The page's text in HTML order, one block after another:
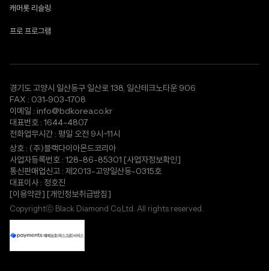
캐머롯 리슬링
프로 프로그램
경기도 고양시 일산동구 일산로 138, 일산테크노타운 906
FAX : 031-903-1708
이메일 : info@bdkorea.co.kr
대표번호 : 1644-4807
전화업무시간 : 평일 오전 9시~11시
상호 : (주)블랙다이아몬드코리아
사업자등록번호 : 128-86-85301 [사업자정보확인]
통신판매업신고 : 제2013-고양일산동-0315호
대표이사 : 정호진
[이용약관] [개인정보취급방침]
Copyrightⓒ Black Diamond Co,Ltd. All rights reserved.